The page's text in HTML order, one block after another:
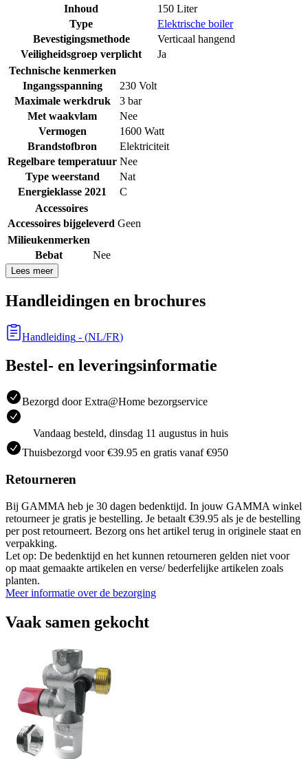
Inhoud
150 Liter
Type
Elektrische boiler
Bevestigingsmethode
Verticaal hangend
Veiligheidsgroep verplicht
Ja
Technische kenmerken
Ingangsspanning
230 Volt
Maximale werkdruk
3 bar
Met waakvlam
Nee
Vermogen
1600 Watt
Brandstofbron
Elektriciteit
Regelbare temperatuur Nee
Type weerstand
Nat
Energieklasse 2021
C
Accessoires
Accessoires bijgeleverd Geen
Milieukenmerken
Bebat
Nee
Lees meer
Handleidingen en brochures
Handleiding - (NL/FR)
Bestel- en leveringsinformatie
Bezorgd door Extra@Home bezorgservice
Vandaag besteld, dinsdag 11 augustus in huis
Thuisbezorgd voor €39.95 en gratis vanaf €950
Retourneren
Bij GAMMA heb je 30 dagen bedenktijd. In jouw GAMMA winkel
retourneer je gratis je bestelling. Je betaalt €39.95 als je de bestelling
per post retourneert. Bezorg ons het artikel terug in originele staat en
verpakking.
Let op: De bedenktijd en het kunnen retourneren gelden niet voor
op maat gemaakte artikelen en verse/ bederfelijke artikelen zoals
planten.
Meer informatie over de bezorging
Vaak samen gekocht